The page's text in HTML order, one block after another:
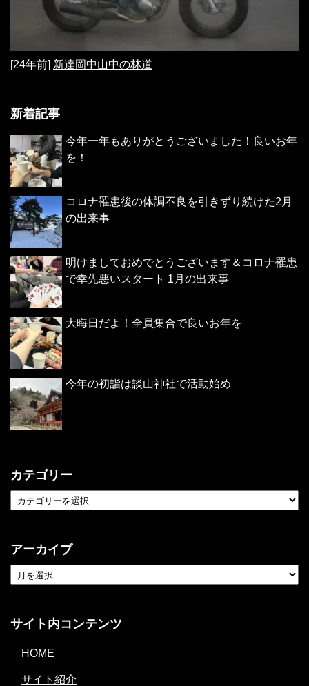
[24年前] 新達岡中山中の林道
新着記事
今年一年もありがとうございました！良いお年
を！
コロナ罹患後の体調不良を引きずり続けた2月
の出来事
明けましておめでとうございます＆コロナ罹患
で幸先悪いスタート 1月の出来事
大晦日だよ！全員集合で良いお年を
今年の初詣は談山神社で活動始め
カテゴリー
アーカイブ
サイト内コンテンツ
HOME
サイト紹介